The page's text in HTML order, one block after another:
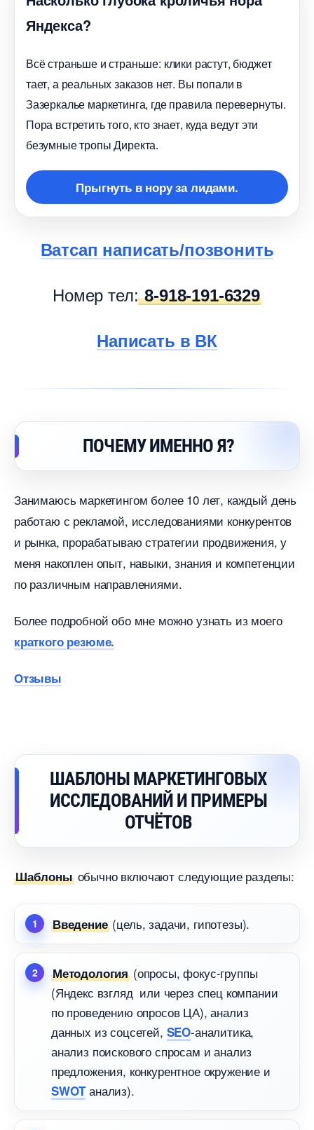
Яндекса?
сё страньше и страньше: клики растут, бюджет
тает, а реальных заказов нет. Вы попали
Зазеркалье маркетинга, где правила перевернуты.
Пора встретить того, кто знает, куда ведут эти
езумные тропы Директа.
Прыгнуть в нору за лидами.
атсап написать/позвонить
Номер тел:8-918-191-6329
Написать в ВК
ПОЧЕМУ ИМЕННО Я?
Занимаюсь маркетингом более 10 лет, каждый день
работаю с рекламой, исследованиями конкуренто
и рынка, прорабатываю стратегии продвижения, у
меня накоплен опыт, навыки, знания и компетенции
по различным направлениями.
Более подробной обо мне можно узнать из моего
краткого резюме.
Отзывы
ШАБЛОНЫ МАРКЕТИНГОВЫХ
ИССЛЕДОВАНИЙ И ПРИМЕРЫ
ОТЧЁТО
Шаблоныобычно включают следующие разделы:
едение(цель, задачи, гипотезы).
Методология (опросы, фокус-группы
(Яндекс взгляд или через спец компании
по проведению опросов ЦА), анализ
данных из соцсетей, SEO-аналитика,
анализ поискового спросам и анализ
предложения, конкурентное окружение и
SWOTанализ).